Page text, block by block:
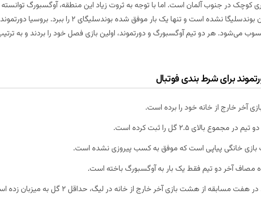
کوچک در جنوب آلمان است. اما با توجه به ثروت زیاد این منطقه، آوگسبورگ توانسته
آوگسبورگ هرگز قهرمان بوندسلیگا نشده است و تنها
می‌شود. هر دو تیم آوگسبورگ و دورتموند، اولین بازی فصل خود را بردند و به
برای شرط بندی فوتبال
آخر خارج از خانه خود را برده است.
بالای ۲.۵ گل را ثبت کرده است.
خانگی پیاپی است که موفق به کسب پیروزی نشده است.
مصاف آخر دو تیم فقط یک بار به آوگسبورگ باخته است.
مسابقه از هشت بازی آخر خارج از خانه در لیگ، حداقل ۲ گل به میزبان زده است.